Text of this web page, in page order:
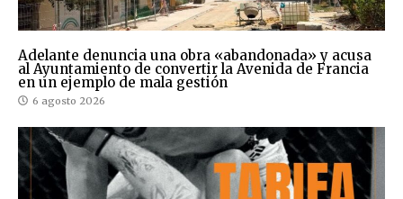
Adelante denuncia una obra «abandonada» y acusa
al Ayuntamiento de convertir la Avenida de Francia
en un ejemplo de mala gestión
6 agosto 2026